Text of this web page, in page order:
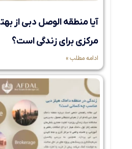
آیا منطقه الوصل دبی از
مرکزی برای زندگی است؟
ادامه مطلب »